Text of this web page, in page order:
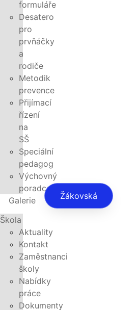
formuláře
Desatero
pro
prvňáčky
a
rodiče
Metodik
prevence
Přijímací
řízení
na
SŠ
Speciální
pedagog
Výchovný
poradce
Galerie
Škola
Aktuality
Kontakt
Zaměstnanci
školy
Nabídky
práce
Dokumenty
Žákovská